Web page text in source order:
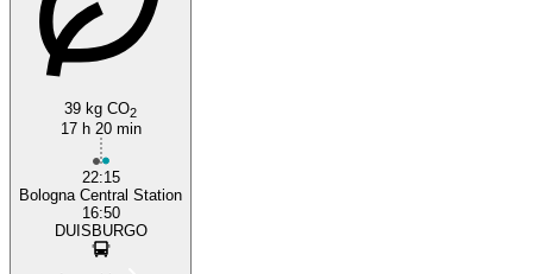
39 kg CO2
17 h 20 min
22:15
Bologna Central Station
16:50
DUISBURGO